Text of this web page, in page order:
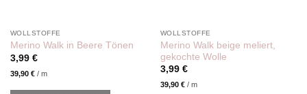
WOLLSTOFFE
Merino Walk in Beere Tönen
3,99 €
39,90 €/ m
WOLLSTOFFE
Merino Walk beige meliert,
gekochte Wolle
3,99 €
39,90 €/ m